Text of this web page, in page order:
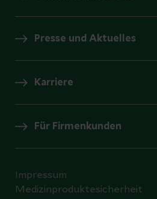
Presse und Aktuelles
Karriere
Für Firmenkunden
Impressum
Medizinproduktesicherheit